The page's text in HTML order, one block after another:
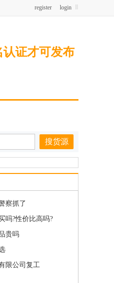
login
register
认证才可发布
察抓了
吗?性价比高吗?
贵吗
限公司复工